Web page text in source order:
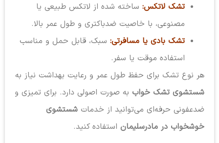
تشک لاتکس:ساخته شده از لاتکس طبیعی یا
مصنوعی، با خاصیت ضدباکتری و طول عمر بالا.
تشک بادی یا مسافرتی:سبک، قابل حمل و مناسب
استفاده موقت یا سفر.
هر نوع تشک برای حفظ طول عمر و رعایت بهداشت نیاز به
شستشوی تشک خواببه صورت اصولی دارد. برای تمیزی و
ضدعفونی حرفه‌ای می‌توانید از خدمات شستشوی
خوشخواب در مادرسلیماناستفاده کنید.